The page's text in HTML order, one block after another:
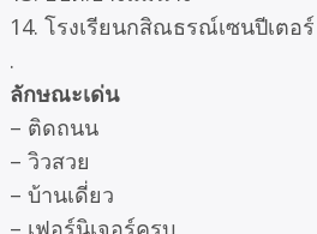
14. โรงเรียนกสิณธรณ์เซนปีเตอร์
.
ลักษณะเด่น
– ติดถนน
– วิวสวย
– บ้านเดี่ยว